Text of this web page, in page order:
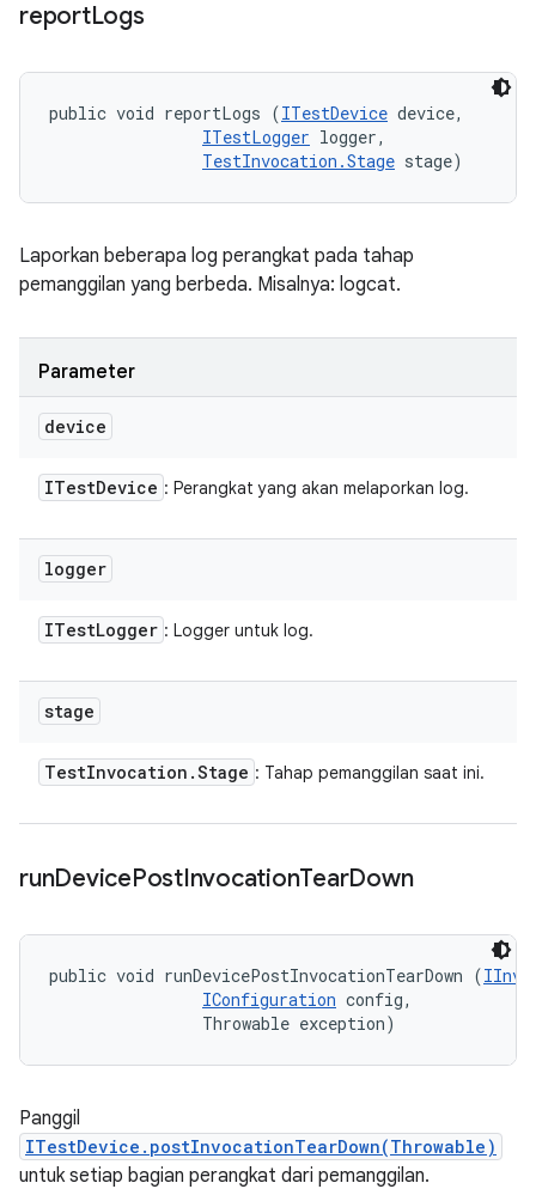
reportLogs
public void reportLogs (ITestDevice device,
ITestLogger logger,
TestInvocation.Stage stage)
Laporkan beberapa log perangkat pada tahap
pemanggilan yang berbeda. Misalnya: logcat.
Parameter
device
ITestDevice : Perangkat yang akan melaporkan log.
logger
ITestLogger : Logger untuk log.
stage
TestInvocation .Stage : Tahap pemanggilan saat ini.
runDevicePostInvocationTearDown
public void runDevicePostInvocationTearDown (
IConfiguration config,
                Throwable exception)
Panggil
ITestDevice.postInvocationTearDown(Throwable)
untuk setiap bagian perangkat dari pemanggilan.